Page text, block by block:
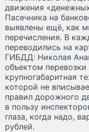
движения
Пасечника на
выявлены ещё, как
перечисления. В
переводились на
ГИБДД: Николая
объектом
крупногабаритная
которой не
правил дорожного
в пользу
глаза, когда надо,
рублей.